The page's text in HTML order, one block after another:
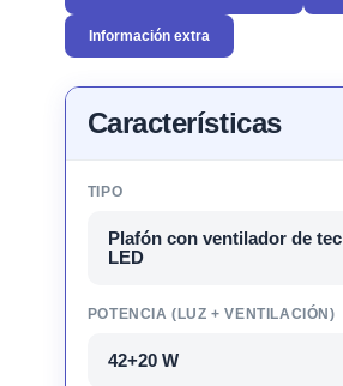
Información extra
Características
TIPO
Plafón con ventilador de
LED
POTENCIA (LUZ + VENTILACIÓN)
42+20 W